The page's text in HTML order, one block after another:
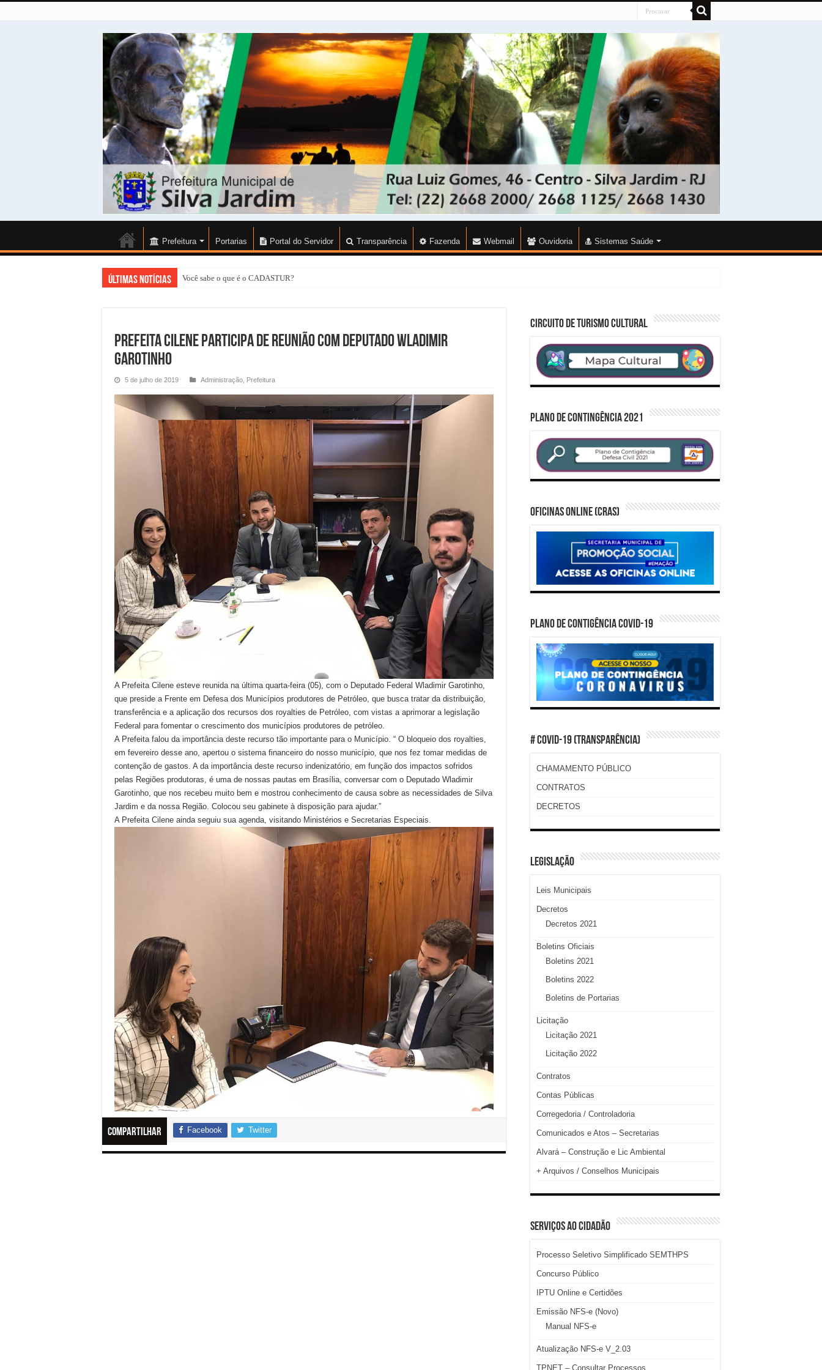
Prefeitura Portarias Portal do Servidor Transparência Fazenda Webmail Ouvidoria Sistemas Saúde
Últimas Notícias Você sabe o que é o CADASTUR?
Prefeita Cilene participa de Reunião com Deputado Wladimir
Garotinho
5 de julho de 2019 Administração Prefeitura
A Prefeita Cilene esteve reunida na última quarta-feira (05), com o Deputado Federal Wladimir Garotinho,
que preside a Frente em Defesa dos Municípios produtores de Petróleo, que busca tratar da distribuição,
transferência e a aplicação dos recursos dos royalties de Petróleo, com vistas a aprimorar a legislação
Federal para fomentar o crescimento dos municípios produtores de petróleo.
A Prefeita falou da importância deste recurso tão importante para o Município. “ O bloqueio dos royalties,
em fevereiro desse ano, apertou o sistema financeiro do nosso município, que nos fez tomar medidas de
contenção de gastos. A da importância deste recurso indenizatório, em função dos impactos sofridos
pelas Regiões produtoras, é uma de nossas pautas em Brasília, conversar com o Deputado Wladimir
Garotinho, que nos recebeu muito bem e mostrou conhecimento de causa sobre as necessidades de Silva
Jardim e da nossa Região. Colocou seu gabinete à disposição para ajudar.”
A Prefeita Cilene ainda seguiu sua agenda, visitando Ministérios e Secretarias Especiais.
Compartilhar Facebook Twitter
CIRCUITO DE TURISMO CULTURAL
PLANO DE CONTINGÊNCIA 2021
Oficinas Online (CRAS)
PLANO DE CONTIGÊNCIA COVID-19
# COVID-19 (TRANSPARÊNCIA)
CHAMAMENTO PÚBLICO
CONTRATOS
DECRETOS
LEGISLAÇÃO
Leis Municipais
Decretos
Decretos 2021
Boletins Oficiais
Boletins 2021
Boletins 2022
Boletins de Portarias
Licitação
Licitação 2021
Licitação 2022
Contratos
Contas Públicas
Corregedoria / Controladoria
Comunicados e Atos – Secretarias
Alvará – Construção e Lic Ambiental
+ Arquivos / Conselhos Municipais
SERVIÇOS AO CIDADÃO
Processo Seletivo Simplificado SEMTHPS
Concurso Público
IPTU Online e Certidões
Emissão NFS-e (Novo)
Manual NFS-e
Atualização NFS-e V_2.03
TPNET – Consultar Processos